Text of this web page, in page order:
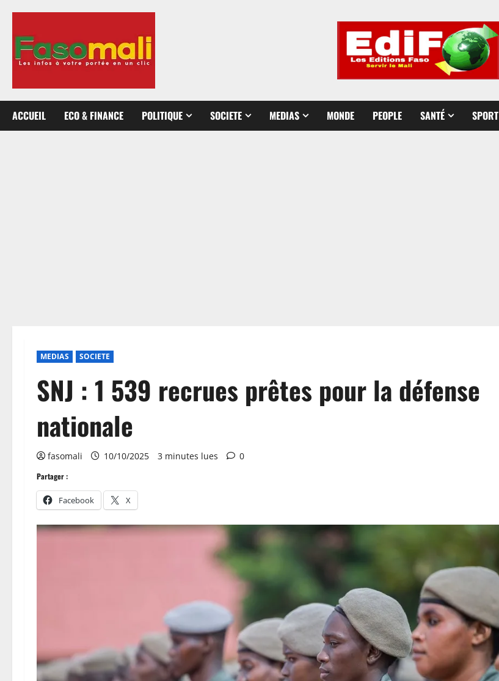
contenu
ACCUEIL ECO & FINANCE POLITIQUE SOCIETE MEDIAS MONDE PEOPLE SANTÉ SPORT
MEDIAS SOCIETE
SNJ : 1 539 recrues prêtes pour la défense
nationale
fasomali 10/10/2025 3 minutes lues 0
Partager :
Facebook X